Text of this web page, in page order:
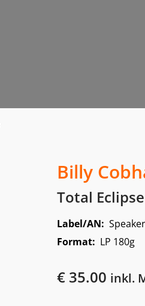
Billy
Total Eclipse
Label/AN:
Format: LP 180g
€35.00 inkl.